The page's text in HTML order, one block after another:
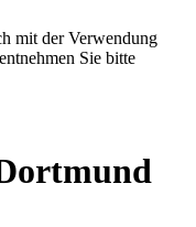
mit der Verwendung
Sie bitte